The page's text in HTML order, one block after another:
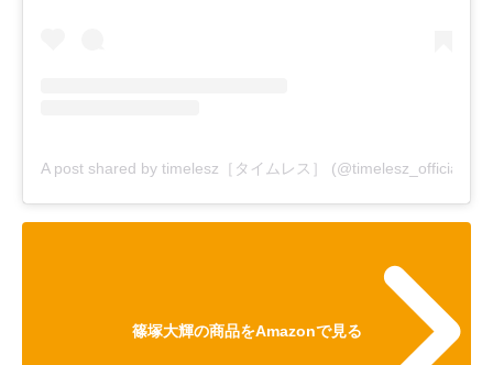
A post shared by timelesz［タイムレス］ (@timelesz_official)
篠塚大輝の商品をAmazonで見る